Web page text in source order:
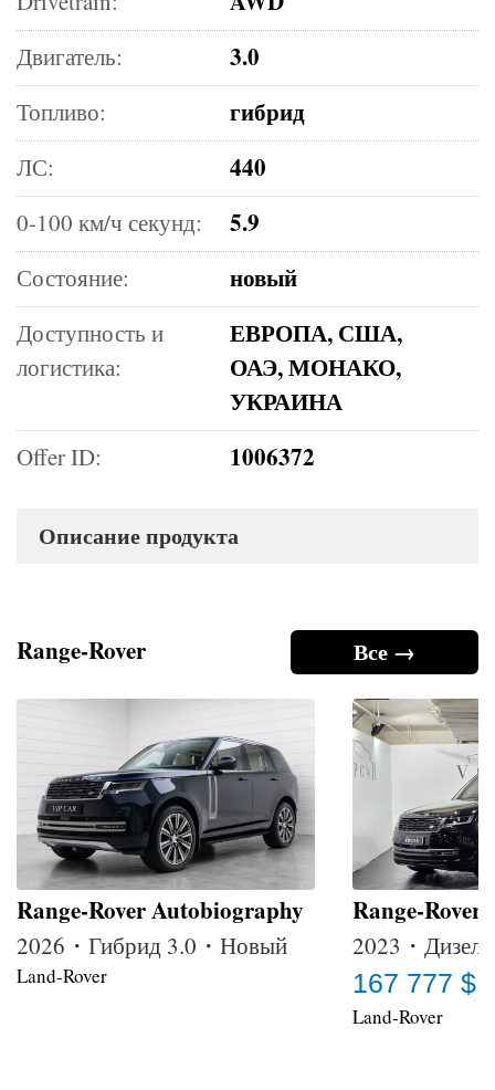
Двигатель: 3.0
Топливо: гибрид
ЛС: 440
0-100 км/ч секунд: 5.9
Состояние: новый
Доступность и
логистика:
ЕВРОПА, США,
ОАЭ, МОНАКО,
УКРАИНА
Offer ID: 1006372
Описание продукта
Все →
Range-Rover
Range-Rover Autobiography
2026・Гибрид 3.0・Новый
Land-Rover
Range-Rover
2023・
167 777 $
Land-Rover